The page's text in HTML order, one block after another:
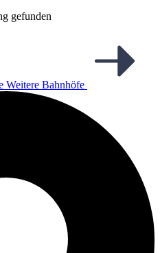
gefunden
Weitere Bahnhöfe